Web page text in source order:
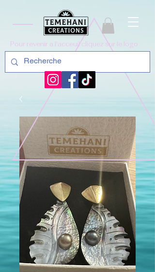
Pour revenir a l'acceuil cliquez sur le logo